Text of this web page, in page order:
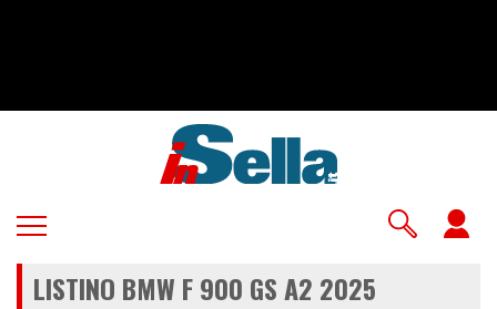
LISTINO BMW F 900 GS A2 2025